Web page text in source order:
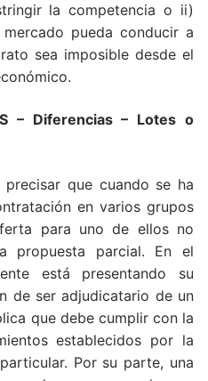
la competencia o ii)
pueda conducir a
sea imposible desde el
– Diferencias – Lotes o
que cuando se ha
en varios grupos
para uno de ellos no
propuesta parcial. En el
está presentando su
de ser adjudicatario de un
que debe cumplir con la
establecidos por la
Por su parte, una